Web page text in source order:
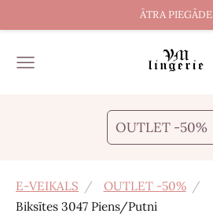
ĀTRA PIEGĀDE
OUTLET -50%
E-VEIKALS
OUTLET -50%
Biksītes 3047 Piens/Putni